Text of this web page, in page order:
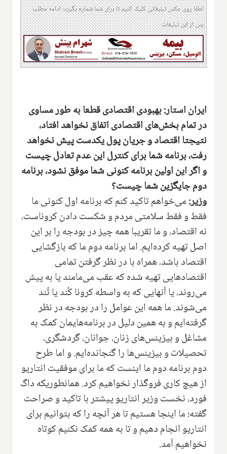
لطفا روی عکس تبلیغاتی کلیک کنید تا برای شما شماره بگیرد؛ ادامه مطلب
پس از این تبلیغات
ایران استار: بهبودی اقتصادی قطعا به طور مساوی
در تمام بخش‌های اقتصادی اتفاق نخواهد افتاد،
نتیجتا اقتصاد و جریان پول یکدست پیش نخواهد
رفت، برنامه شما برای کنترل این عدم تعادل چیست
و اگر این اولین برنامه کنونی شما موفق نشود، برنامه
دوم جایگزین شما چیست؟
وزیر:می‌خواهم تاکید کنم که برنامه اول کنونی ما
فقط و فقط سلامتی مردم و شکست دادن کروناست،
نه اقتصاد، و ما تقریبا همه چیز در بودجه را بر این
اصل تهیه کرده‌ایم. اما برنامه دوم ما که بازگشایی
اقتصاد باشد، همراه با در نظر گرفتن تمامی
اقتصادهایی تهیه شده که عقب می‌مامند یا به پیش
می‌روند، یا آنهایی که به واسطه کرونا کُند یا تُند
می‌شوند. ما همه این عوامل را در بودجه در نظر
گرفته‌ایم و به همین دلیل در برنامه‌هایمان کمک به
مشاغل و بیزینس‌های زنان، جوانان، گردشگری،
تحصیلات و بیزینس‌ها را گنجانده‌ایم. و اما طرح
دوم برنامه دوم ما اینست که ما برای موفقیت انتاریو
از هیچ کاری فروگذار نخواهیم کرد. همانطوریکه داگ
فورد، نخست وزیر انتاریو پیشتر با تاکید و صراحت
گفته؛ ما اینجا هستیم تا هر آنچه را که بتوانیم برای
انتاریو انجام دهیم و تا به همه کمک نکنیم کوتاه
نخواهیم آمد.